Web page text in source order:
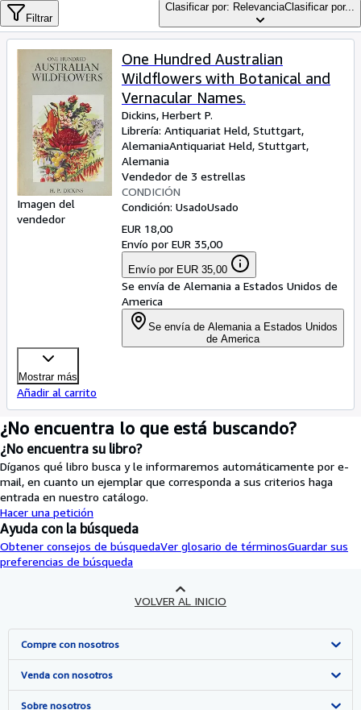
Libros antiguos
Arte y coleccionismo
Vendedores
Comenzar a vender
Ayuda
CERRAR
Filtrar
Clasificar por: RelevanciaClasificar por...
Imagen del
vendedor
One Hundred Australian
Wildflowers with Botanical and
Vernacular Names.
Dickins, Herbert P.
Librería: Antiquariat Held, Stuttgart,
AlemaniaAntiquariat Held, Stuttgart,
Alemania
Vendedor de 3 estrellas
CONDICIÓN
Condición: UsadoUsado
EUR 18,00
Envío por EUR 35,00
Envío por EUR 35,00
Se envía de Alemania a Estados Unidos de
America
Se envía de Alemania a Estados Unidos
de America
Mostrar más
Añadir al carrito
¿No encuentra lo que está buscando?
¿No encuentra su libro?
Díganos qué libro busca y le informaremos automáticamente por e-
mail, en cuanto un ejemplar que corresponda a sus criterios haga
entrada en nuestro catálogo.
Hacer una petición
Ayuda con la búsqueda
Obtener consejos de búsquedaVer glosario de términosGuardar sus
preferencias de búsqueda
VOLVER AL INICIO
Compre con nosotros
Búsqueda avanzada
Colecciones
Venda con nosotros
Comenzar a vender
Sobre nosotros